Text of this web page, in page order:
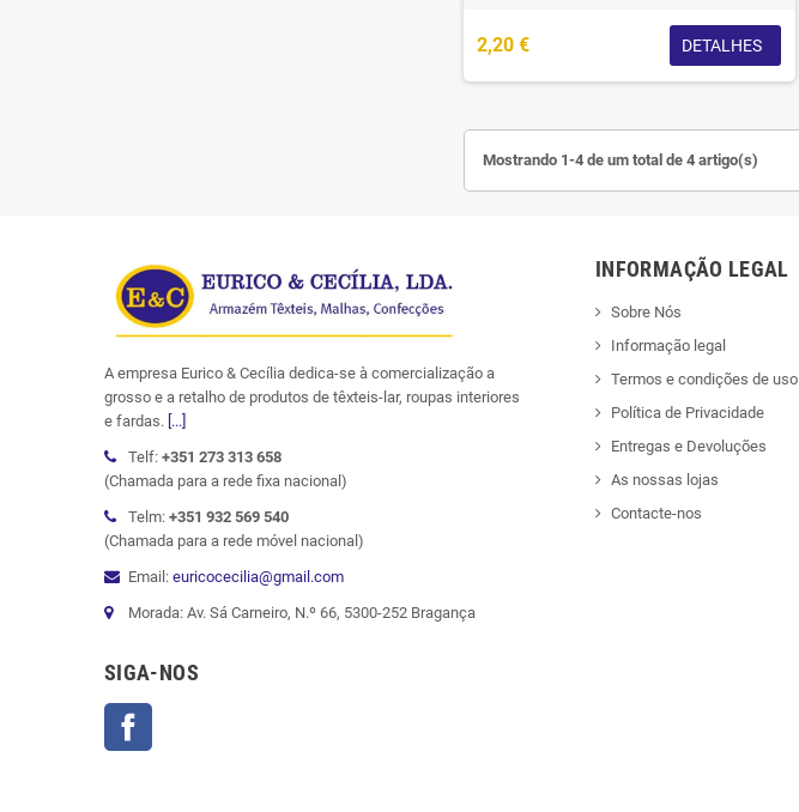
2,20 € DETALHES
Mostrando 1-4 de um total de 4 artigo(s)
A empresa Eurico & Cecília dedica-se à comercialização a
grosso e a retalho de produtos de têxteis-lar, roupas interiores
e fardas. [...]
Telf: +351 273 313 658
(Chamada para a rede fixa nacional)
Telm: +351 932 569 540
(Chamada para a rede móvel nacional)
Email: euricocecilia@gmail.com
Morada: Av. Sá Carneiro, N.º 66, 5300-252 Bragança
SIGA-NOS
INFORMAÇÃO LEGAL
Sobre Nós
Informação legal
Termos e condições de uso
Política de Privacidade
Entregas e Devoluções
As nossas lojas
Contacte-nos